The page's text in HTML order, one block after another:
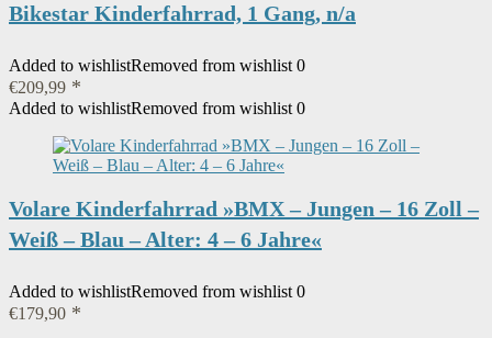
Bikestar Kinderfahrrad, 1 Gang, n/a
Added to wishlistRemoved from wishlist 0
€209,99
Added to wishlistRemoved from wishlist 0
Volare Kinderfahrrad »BMX – Jungen – 16 Zoll –
Weiß – Blau – Alter: 4 – 6 Jahre«
Added to wishlistRemoved from wishlist 0
€179,90